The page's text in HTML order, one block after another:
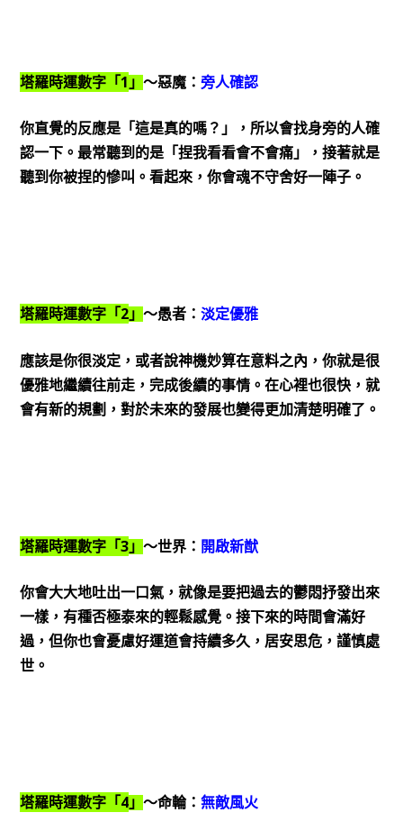
塔羅時運數字「1 」 ～惡魔： 旁人確認
你直覺的反應是「這是真的嗎？」，所以會找身旁的人確
認一下。最常聽到的是「捏我看看會不會痛」，接著就是
聽到你被捏的慘叫。看起來，你會魂不守舍好一陣子。
塔羅時運數字「2」 ～愚者： 淡定優雅
應該是你很淡定，或者說神機妙算在意料之內，你就是很
優雅地繼續往前走，完成後續的事情。在心裡也很快，就
會有新的規劃，對於未來的發展也變得更加清楚明確了。
塔羅時運數字「3」 ～世界： 開啟新猷
你會大大地吐出一口氣，就像是要把過去的鬱悶抒發出來
一樣，有種否極泰來的輕鬆感覺。接下來的時間會滿好
過，但你也會憂慮好運道會持續多久，居安思危，謹慎處
世。
塔羅時運數字「4」 ～命輪： 無敵風火